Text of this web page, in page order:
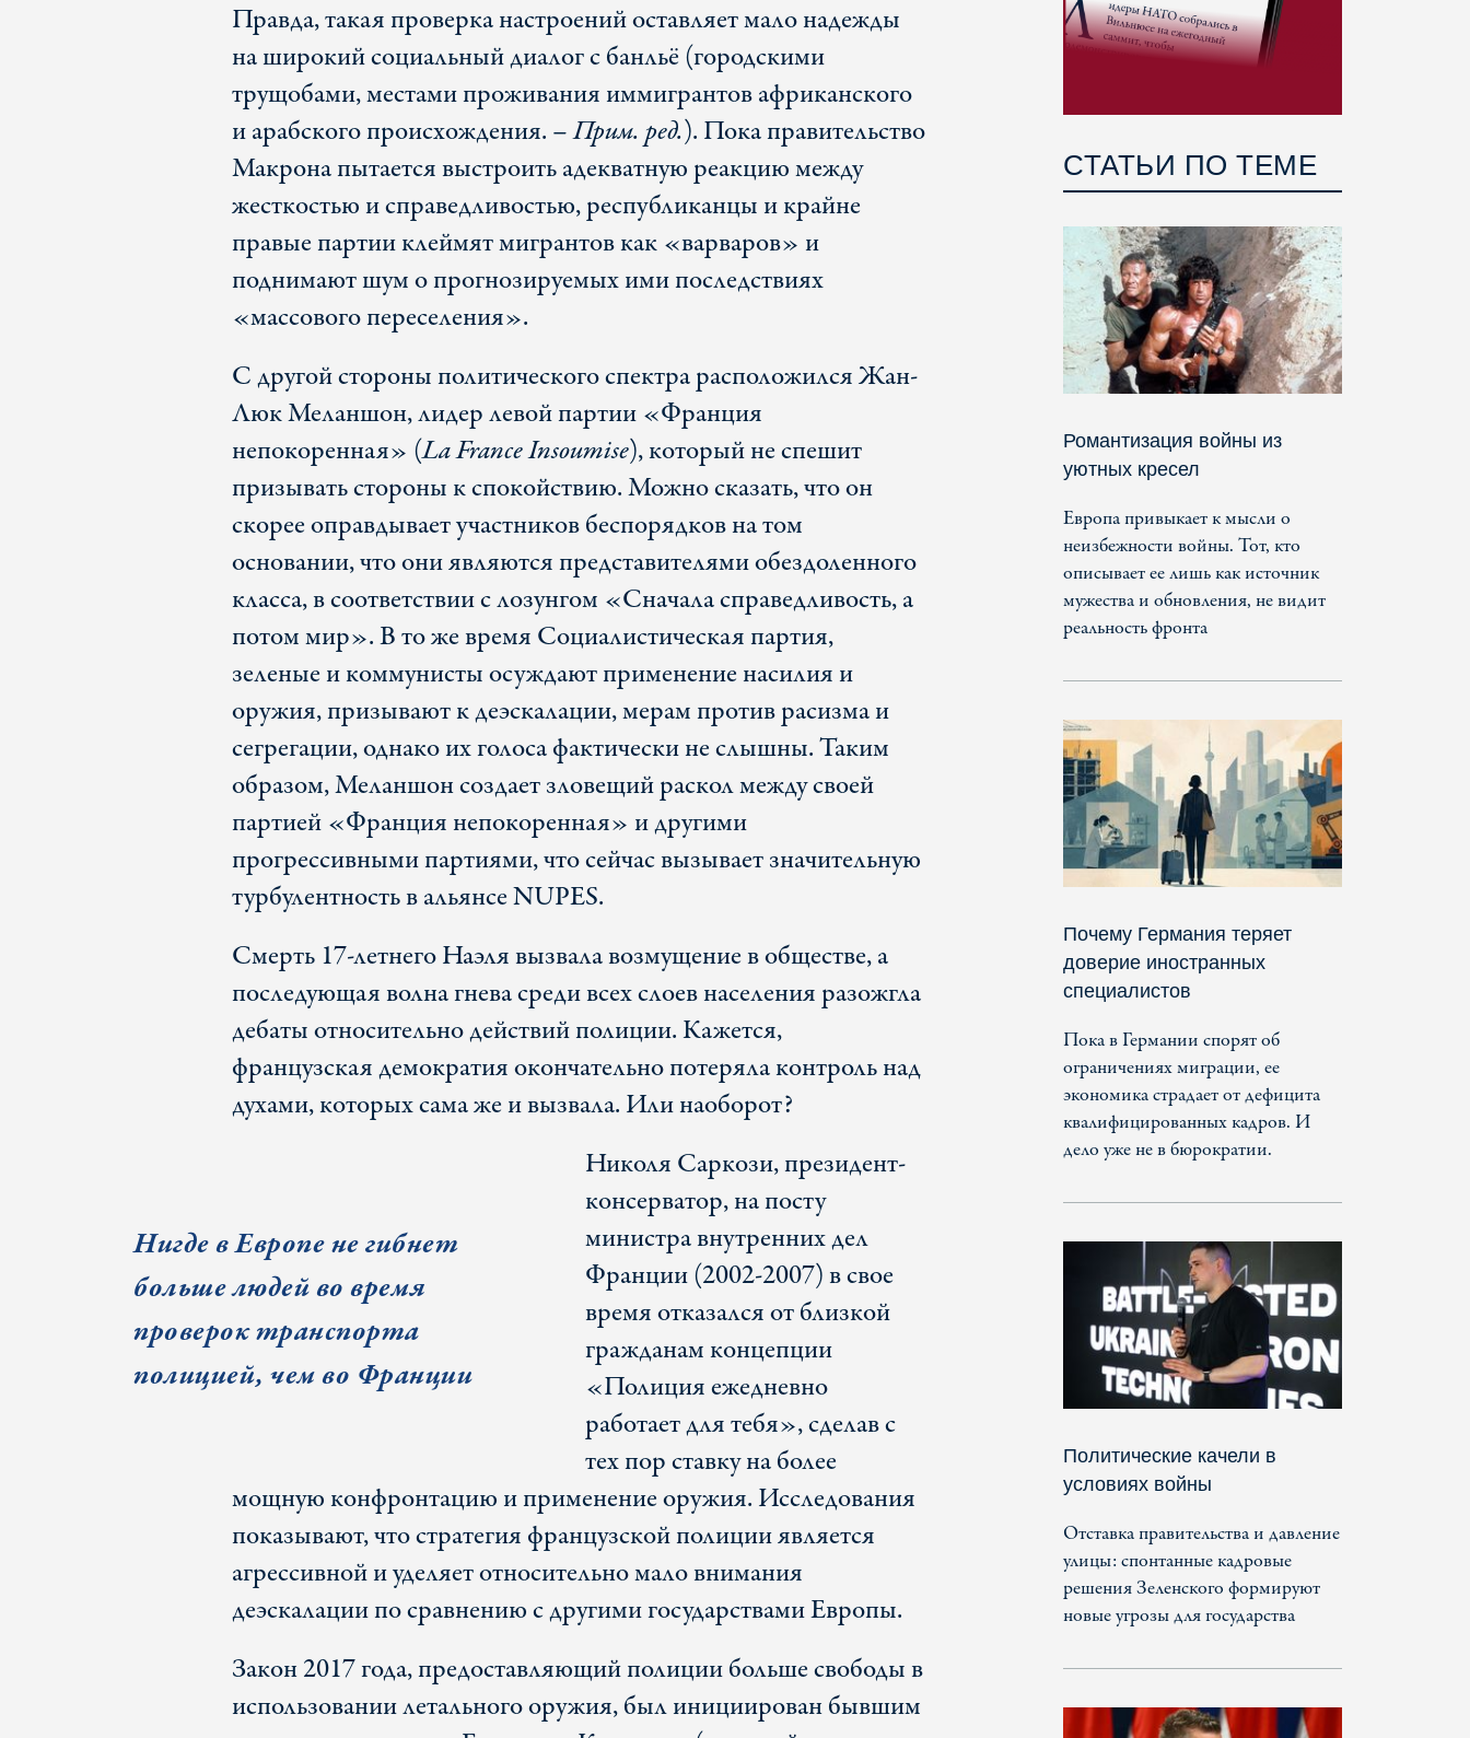
Правда, такая проверка настроений оставляет мало надежды
на широкий социальный диалог с банльё (городскими
трущобами, местами проживания иммигрантов африканского
и арабского происхождения. –Прим. ред.). Пока правительство
Макрона пытается выстроить адекватную реакцию между
жесткостью и справедливостью, республиканцы и крайне
правые партии клеймят мигрантов как «варваров» и
поднимают шум о прогнозируемых ими последствиях
«массового переселения».
С другой стороны политического спектра расположился Жан-
Люк Меланшон, лидер левой партии «Франция
непокоренная» (La France Insoumise), который не спешит
призывать стороны к спокойствию. Можно сказать, что он
скорее оправдывает участников беспорядков на том
основании, что они являются представителями обездоленного
класса, в соответствии с лозунгом «Сначала справедливость, а
потом мир». В то же время Социалистическая партия,
зеленые и коммунисты осуждают применение насилия и
оружия, призывают к деэскалации, мерам против расизма и
сегрегации, однако их голоса фактически не слышны. Таким
образом, Меланшон создает зловещий раскол между своей
партией «Франция непокоренная» и другими
прогрессивными партиями, что сейчас вызывает значительную
турбулентность в альянсе NUPES.
Смерть 17-летнего Наэля вызвала возмущение в обществе, а
последующая волна гнева среди всех слоев населения разожгла
дебаты относительно действий полиции. Кажется,
французская демократия окончательно потеряла контроль над
духами, которых сама же и вызвала. Или наоборот?
Нигде в Европе не гибнет
больше людей во время
проверок транспорта
полицией, чем во Франции
Николя Саркози, президент-
консерватор, на посту
министра внутренних дел
Франции (2002-2007) в свое
время отказался от близкой
гражданам концепции
«Полиция ежедневно
работает для тебя», сделав с
тех пор ставку на более
мощную конфронтацию и применение оружия. Исследования
показывают, что стратегия французской полиции является
агрессивной и уделяет относительно мало внимания
деэскалации по сравнению с другими государствами Европы.
Закон 2017 года, предоставляющий полиции больше свободы в
использовании летального оружия, был инициирован бывшим
СТАТЬИ ПО ТЕМЕ
Романтизация войны из
уютных кресел
Европа привыкает к мысли о
неизбежности войны. Тот, кто
описывает ее лишь как источник
мужества и обновления, не видит
реальность фронта
Почему Германия теряет
доверие иностранных
специалистов
Пока в Германии спорят об
ограничениях миграции, ее
экономика страдает от дефицита
квалифицированных кадров. И
дело уже не в бюрократии.
Политические качели в
условиях войны
Отставка правительства и давление
улицы: спонтанные кадровые
решения Зеленского формируют
новые угрозы для государства